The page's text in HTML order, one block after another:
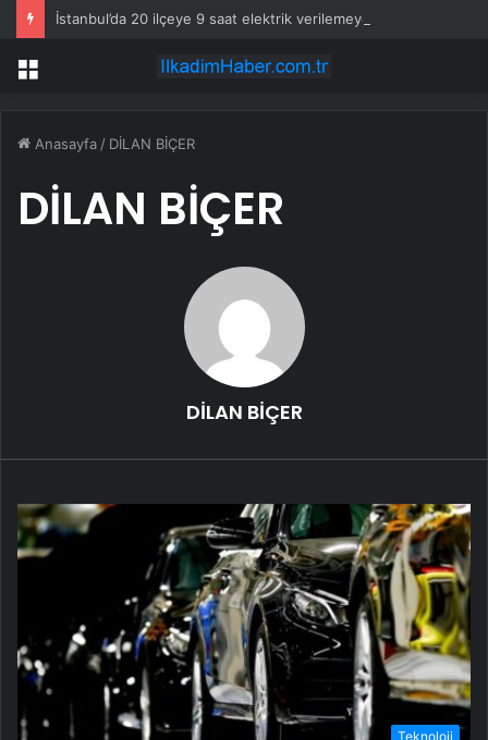
İstanbul’da 20 ilçeye 9 saat elektrik verilemeyecek
Menü
Anasayfa / DİLAN BİÇER
DİLAN BİÇER
DİLAN BİÇER
Teknoloji